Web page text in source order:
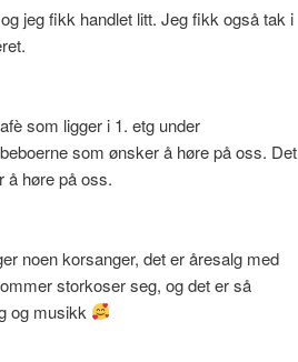
jeg fikk handlet litt. Jeg fikk også tak i
som ligger i 1. etg under
som ønsker å høre på oss. Det
å høre på oss.
noen korsanger, det er åresalg med
storkoser seg, og det er så
og musikk